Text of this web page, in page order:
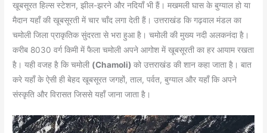
खूबसूरत हिल्स स्टेशन, झील-झरने और नदियाँ भी हैं। मखमली घास के बुग्याल हो या
मैदान यहाँ की खूबसूरती में चार चाँद लगा देती हैं। उत्तराखंड कि गढ़वाल मंडल का
चमोली जिला प्राकृतिक सुंदरता से भरा हुआ है। चमोली की मुख्य नदी अलकनंदा है।
करीब 8030 वर्ग किमी में फैला चमोली अपने आगोश में खूबसूरती का हर आयाम रखता
है। यही वजह है कि चमोली (Chamoli)को उत्तराखंड की शान कहा जाता है। बात
करे यहाँ के ऐसी ही बेहद खूबसूरत जगहों, ताल, पर्वत, बुग्याल और यहाँ कि अपने
संस्कृति और विरासत जिससे यहाँ जाना जाता है।